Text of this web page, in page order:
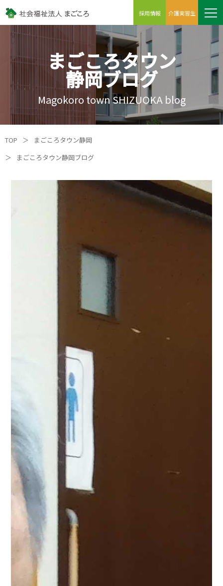
採用情報 介護実習生
まごころタウン
静岡ブログ
Magokoro town SHIZUOKA blog
TOP ＞
まごころタウン静岡
＞
まごころタウン静岡ブログ